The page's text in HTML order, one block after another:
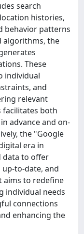
search
histories,
behavior patterns
algorithms, the
These
individual
and
relevant
facilitates both
advance and on-
the "Google
era in
data to offer
to-date, and
aims to redefine
individual needs
connections
enhancing the